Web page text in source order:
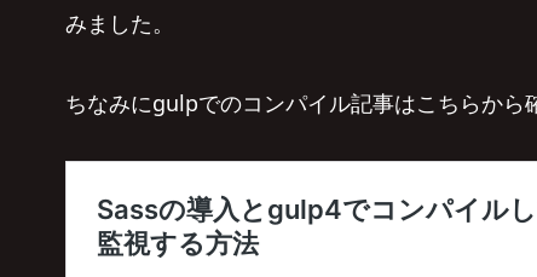
みました。
ちなみにgulpでのコンパイル記事はこちらから